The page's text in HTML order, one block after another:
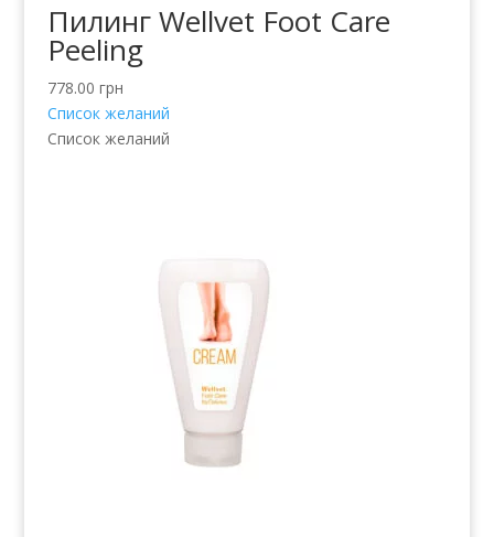
Пилинг Wellvet Foot Care
Peeling
778.00 грн
Список желаний
Список желаний